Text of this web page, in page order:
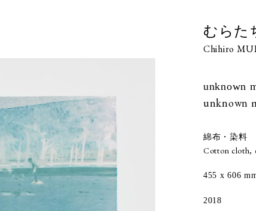
むらた
Chihiro
unknown
unknown
綿布・染料
Cotton cloth,
455 x 606
2018